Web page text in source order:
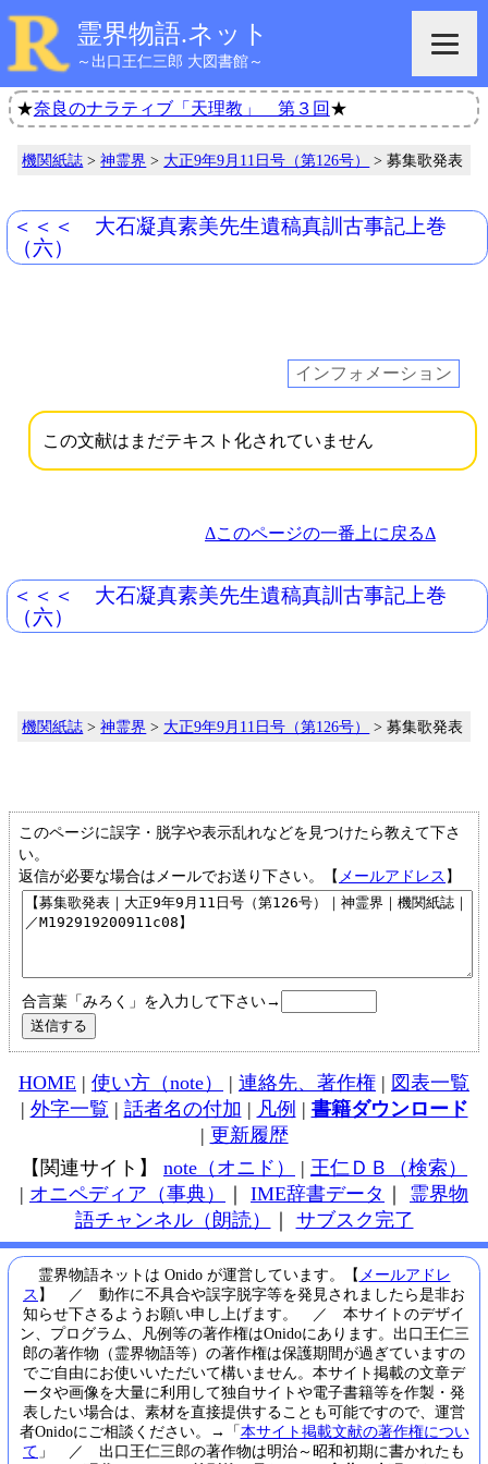
霊界物語.ネット
～出口王仁三郎 大図書館～
★奈良のナラティブ「天理教」 第３回 ★
機関紙誌 >神霊界 > 大正9年9月11日号（第126号） > 募集歌発表
＜＜＜ 大石凝真素美先生遺稿真訓古事記上巻
（六）
インフォメーション
この文献はまだテキスト化されていません
Δこのページの一番上に戻るΔ
＜＜＜ 大石凝真素美先生遺稿真訓古事記上巻
（六）
機関紙誌 >神霊界 > 大正9年9月11日号（第126号） > 募集歌発表
このページに誤字・脱字や表示乱れなどを見つけたら教えて下さ
い。
返信が必要な場合はメールでお送り下さい。【 メールアドレス 】
合言葉「みろく」を入力して下さい→
HOME | 使い方（note） | 連絡先、著作権 | 図表一覧
| 外字一覧 | 話者名の付加 | 凡例 | 書籍ダウンロード
| 更新履歴
【関連サイト】 note（オニド） | 王仁ＤＢ（検索）
| オニペディア（事典） ｜ IME辞書データ ｜ 霊界物
語チャンネル（朗読）
｜ サブスク完了
霊界物語ネットは Onido が運営しています。【 メールアドレ
ス 】 ／ 動作に不具合や誤字脱字等を発見されましたら是非お
知らせ下さるようお願い申し上げます。 ／ 本サイトのデザイ
ン、プログラム、凡例等の著作権はOnidoにあります。出口王仁三
郎の著作物（霊界物語等）の著作権は保護期間が過ぎていますの
でご自由にお使いいただいて構いません。本サイト掲載の文章デ
ータや画像を大量に利用して独自サイトや電子書籍等を作製・発
表したい場合は、素材を直接提供することも可能ですので、運営
者Onidoにご相談ください。→「本サイト掲載文献の著作権につい
て 」 ／ 出口王仁三郎の著作物は明治～昭和初期に書かれたも